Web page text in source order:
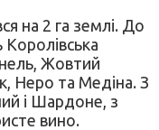
на 2 га землі. До
Королівська
Жовтий
Неро та Медіна. З
і Шардоне, з
вино.